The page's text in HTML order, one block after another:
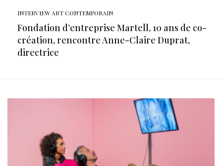
INTERVIEW ART CONTEMPORAIN
Fondation d’entreprise Martell, 10 ans de co-
création, rencontre Anne-Claire Duprat,
directrice